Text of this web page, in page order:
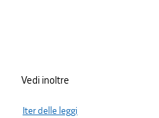
Vedi inoltre
Iter delle leggi